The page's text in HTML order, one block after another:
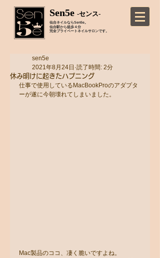
仙台ネイルならSen5e。
仙台駅から徒歩４分
完全プライベートネイルサロンです。
Sen5e -センス-
休み明けに起きたハプニング
sen5e
2021年8月24日 読了時間: 2分
仕事で使用しているMacBookProのアダプタ
ーが遂に今朝壊れてしまいました。
Mac製品のココ、凄く脆いですよね。